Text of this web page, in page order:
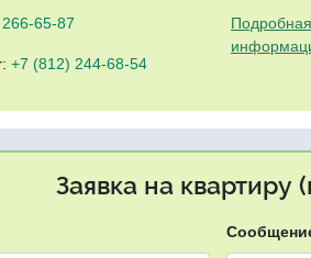
65-87
: +7 (812) 244-68-54
Заявка на квартиру